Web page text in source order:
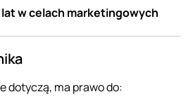
lat w celach marketingowych
dotyczą, ma prawo do: